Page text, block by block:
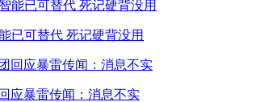
已可替代 死记硬背没用
应暴雷传闻：消息不实